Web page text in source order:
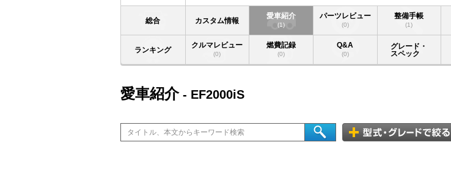
総合 カスタム情報
愛車紹介
(1)
パーツレビュー
(0)
整備手帳
(1)
ランキング
クルマレビュー
(0)
燃費記録
(0)
Q&A
(0)
グレード・
スペック
愛車紹介- EF2000iS